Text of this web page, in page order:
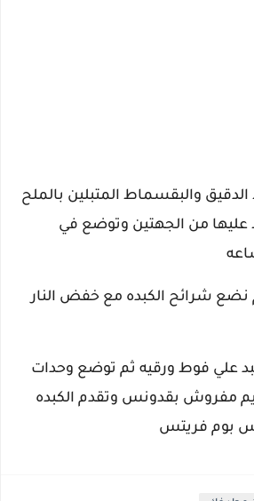
والبقسماط المتبلين بالملح
من الجهتين وتوضع في
نضع شرائح الكبده مع خفض النار
علي فوط ورقيه ثم توضع وحدات
مفروش بقدونس وتقدم الكبده
بوم فريتس